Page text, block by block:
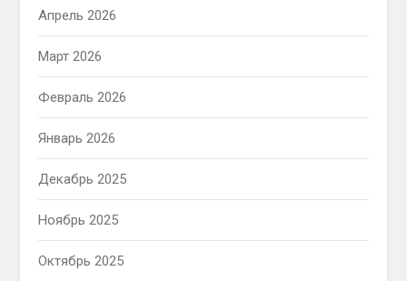
Апрель 2026
Март 2026
Февраль 2026
Январь 2026
Декабрь 2025
Ноябрь 2025
Октябрь 2025